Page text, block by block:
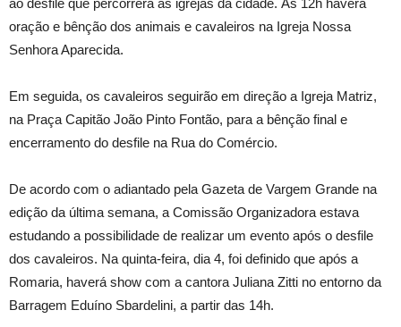
ao desfile que percorrerá as igrejas da cidade. Às 12h haverá
oração e bênção dos animais e cavaleiros na Igreja Nossa
Senhora Aparecida.
Em seguida, os cavaleiros seguirão em direção a Igreja Matriz,
na Praça Capitão João Pinto Fontão, para a bênção final e
encerramento do desfile na Rua do Comércio.
De acordo com o adiantado pela Gazeta de Vargem Grande na
edição da última semana, a Comissão Organizadora estava
estudando a possibilidade de realizar um evento após o desfile
dos cavaleiros. Na quinta-feira, dia 4, foi definido que após a
Romaria, haverá show com a cantora Juliana Zitti no entorno da
Barragem Eduíno Sbardelini, a partir das 14h.